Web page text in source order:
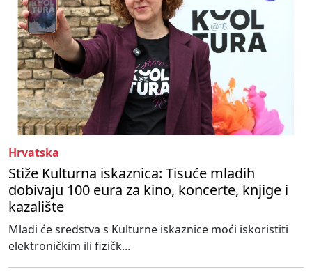
Hrvatska
Stiže Kulturna iskaznica: Tisuće mladih
dobivaju 100 eura za kino, koncerte, knjige i
kazalište
Mladi će sredstva s Kulturne iskaznice moći iskoristiti
elektroničkim ili fizičk...